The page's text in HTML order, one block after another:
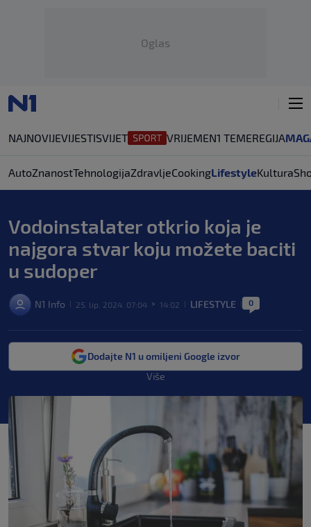
Oglas
NAJNOVIJEVIJESTISVIJET VRIJEMEN1 TEMEREGIJA
AutoZnanostTehnologijaZdravljeCookingLifestyleKultura
Vodoinstalater otkrio koja je
najgora stvar koju možete baciti
u sudoper
N1 Info 25. lip. 2024. 07:04 > 14:02 LIFESTYLE 0
Dodajte N1 u omiljeni Google izvor
Više